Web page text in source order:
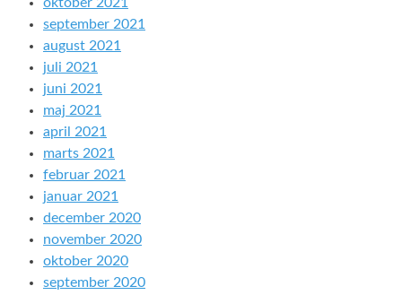
september 2021
august 2021
juli 2021
juni 2021
maj 2021
april 2021
marts 2021
februar 2021
januar 2021
december 2020
november 2020
oktober 2020
september 2020